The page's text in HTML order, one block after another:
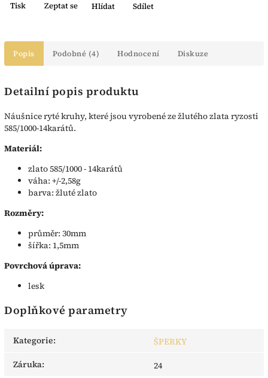
Tisk Zeptat se Hlídat Sdílet
Popis Podobné (4) Hodnocení Diskuze
Detailní popis produktu
Náušnice ryté kruhy, které jsou vyrobené ze žlutého zlata ryzosti
585/1000-14karátů.
Materiál:
zlato 585/1000 - 14karátů
váha: +/-2,58g
barva: žluté zlato
Rozměry:
průměr: 30mm
šířka: 1,5mm
Povrchová úprava:
lesk
Doplňkové parametry
Kategorie:
ŠPERKY
Záruka: 24